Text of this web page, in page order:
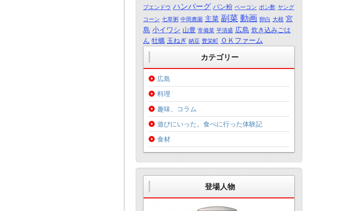
プエンドウ ハンバーグ パン粉 ベーコン ポン酢 ヤング
コーン 七草粥 中岡農園 主菜 副菜 動画 卵白 大根 宮
島 小イワシ 山豊 常備菜 平清盛 広島 炊き込みごは
ん 牡蠣 玉ねぎ 納豆 豊栄町 ＯＫファーム
カテゴリー
広島
料理
趣味、コラム
遊びにいった。食べに行った体験記
食材
登場人物